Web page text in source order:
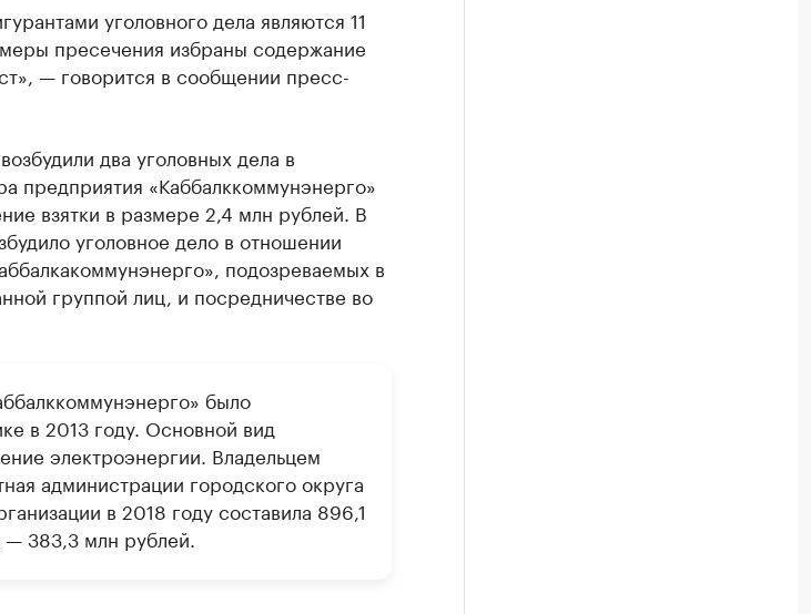
уголовного дела являются 11
пресечения избраны содержание
— говорится в сообщении пресс-
два уголовных дела в
предприятия «Каббалккоммунэнерго»
взятки в размере 2,4 млн рублей. В
уголовное дело в отношении
подозреваемых в
группой лиц, и посредничестве во
было
в 2013 году. Основной вид
электроэнергии. Владельцем
администрации городского округа
в 2018 году составила 896,1
383,3 млн рублей.